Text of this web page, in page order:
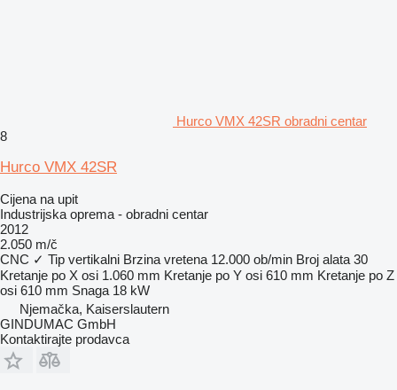
Hurco VMX 42SR obradni centar
8
Hurco VMX 42SR
Cijena na upit
Industrijska oprema - obradni centar
2012
2.050 m/č
CNC ✓ Tip vertikalni Brzina vretena 12.000 ob/min Broj alata 30
Kretanje po X osi 1.060 mm Kretanje po Y osi 610 mm Kretanje po Z
osi 610 mm Snaga 18 kW
Njemačka, Kaiserslautern
GINDUMAC GmbH
Kontaktirajte prodavca